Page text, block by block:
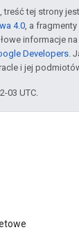
treść tej strony
4.0 , a
informacje
Developers .
i jej
03 UTC.